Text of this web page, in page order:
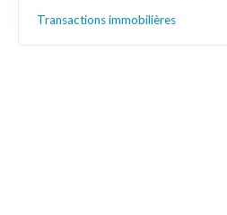
Transactions immobilières